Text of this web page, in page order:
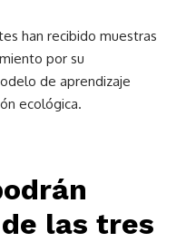
han recibido muestras
por su
de aprendizaje
ecológica.
las tres